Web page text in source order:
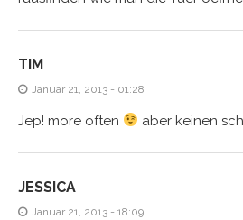
TIM
Januar 21, 2013 - 01:28
Jep! more often aber keinen
JESSICA
Januar 21, 2013 - 18:09